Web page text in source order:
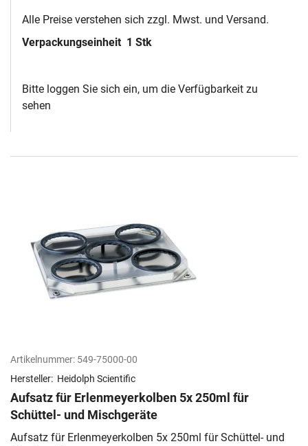
Alle Preise verstehen sich zzgl. Mwst. und Versand.
Verpackungseinheit 1 Stk
Bitte loggen Sie sich ein, um die Verfügbarkeit zu
sehen
Artikelnummer: 549-75000-00
Hersteller: Heidolph Scientific
Aufsatz für Erlenmeyerkolben 5x 250ml für
Schüttel- und Mischgeräte
Aufsatz für Erlenmeyerkolben 5x 250ml für Schüttel- und